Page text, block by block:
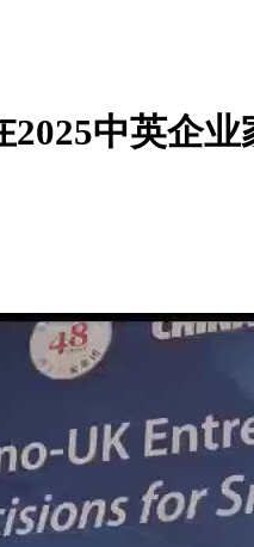
中英企业